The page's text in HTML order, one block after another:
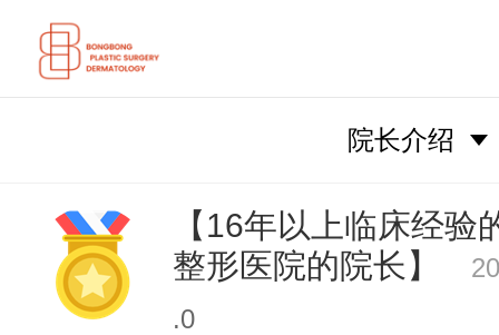
院长介绍
【16年以上临床经
整形医院的院长】
.0